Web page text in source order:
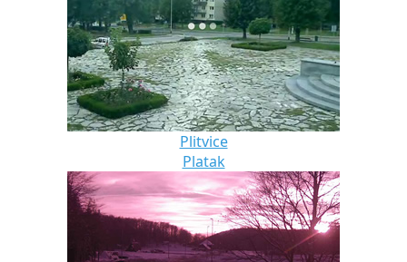
Plitvice
Platak